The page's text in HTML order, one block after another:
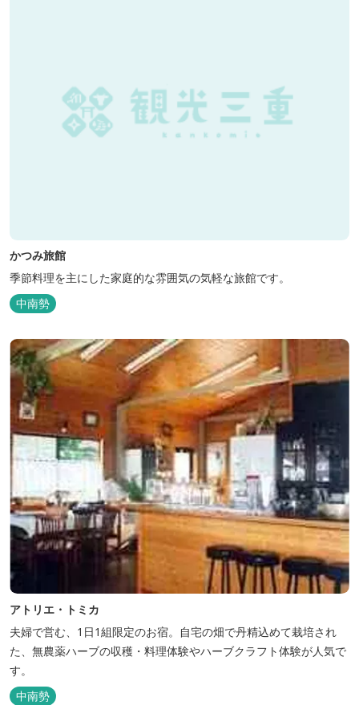
かつみ旅館
季節料理を主にした家庭的な雰囲気の気軽な旅館です。
中南勢
アトリエ・トミカ
夫婦で営む、1日1組限定のお宿。自宅の畑で丹精込めて栽培され
た、無農薬ハーブの収穫・料理体験やハーブクラフト体験が人気で
す。
中南勢